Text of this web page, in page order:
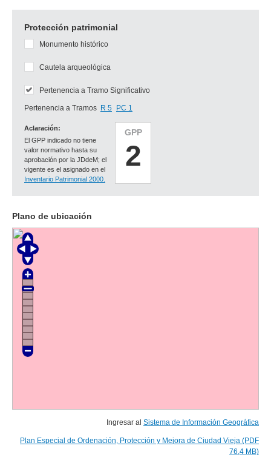
Protección patrimonial
GPP
2
Aclaración:
El GPP indicado no tiene
valor normativo hasta su
aprobación por la JDdeM; el
vigente es el asignado en el
Inventario Patrimonial 2000.
Monumento histórico
Cautela arqueológica
Pertenencia a Tramo Significativo
Pertenencia a Tramos R 5 PC 1
Plano de ubicación
Ingresar al Sistema de Información Geográfica
Plan Especial de Ordenación, Protección y Mejora de Ciudad Vieja (PDF
76,4 MB)